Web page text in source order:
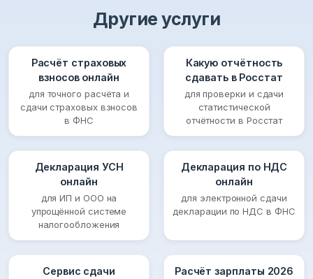
Другие услуги
Расчёт страховых
взносов онлайн
для точного расчёта и
сдачи страховых взносов
в ФНС
Какую отчётность
сдавать в Росстат
для проверки и сдачи
статистической
отчётности в Росстат
Декларация УСН
онлайн
для ИП и ООО на
упрощённой системе
налогообложения
Декларация по НДС
онлайн
для электронной сдачи
декларации по НДС в ФНС
Сервис сдачи
Расчёт зарплаты 2026